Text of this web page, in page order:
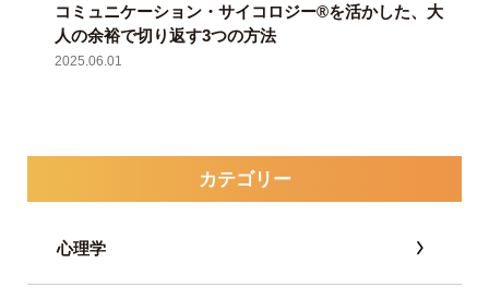
コミュニケーション・サイコロジー®を活かした、大
人の余裕で切り返す3つの方法
2025.06.01
カテゴリー
心理学